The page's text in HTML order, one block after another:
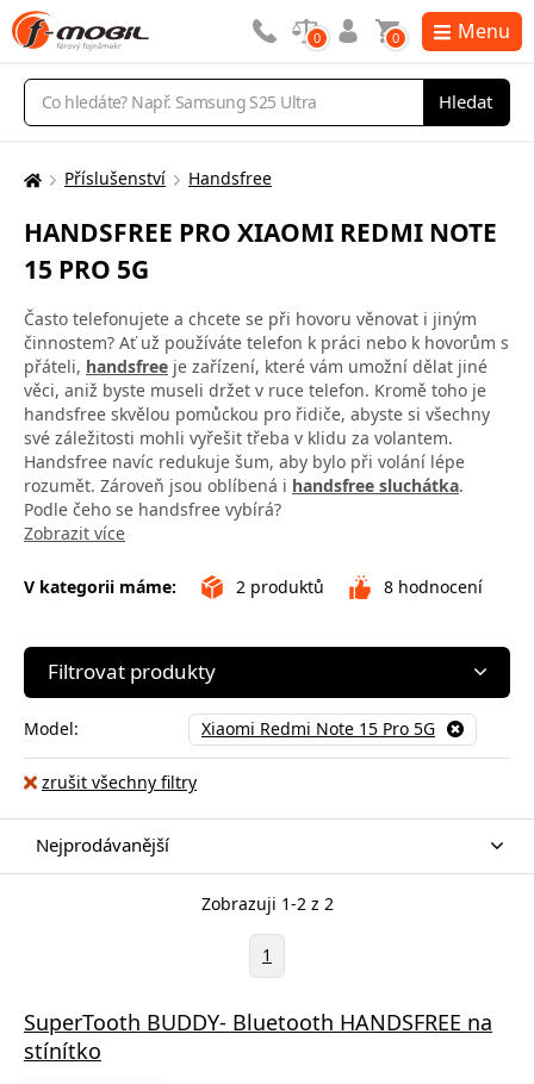
Vyhledávání
Hledat
0 0 Menu
Zde
nacházíte:
Příslušenství Handsfree
HANDSFREE PRO XIAOMI REDMI NOTE
15 PRO 5G
Často telefonujete a chcete se při hovoru věnovat i jiným
činnostem? Ať už používáte telefon k práci nebo k hovorům s
přáteli, handsfree je zařízení, které vám umožní dělat jiné
věci, aniž byste museli držet v ruce telefon. Kromě toho je
handsfree skvělou pomůckou pro řidiče, abyste si všechny
své záležitosti mohli vyřešit třeba v klidu za volantem.
Handsfree navíc redukuje šum, aby bylo při volání lépe
rozumět. Zároveň jsou oblíbená i handsfree sluchátka.
Podle čeho se handsfree vybírá?
Zobrazit více
V kategorii máme: 2 produktů 8 hodnocení
Filtrovat produkty
Model: Xiaomi Redmi Note 15 Pro 5G
zrušit všechny filtry
Nejprodávanější
Zobrazuji 1-2 z 2
1
SuperTooth BUDDY- Bluetooth HANDSFREE na
stínítko